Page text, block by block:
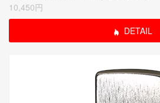
10,450円
DETAIL